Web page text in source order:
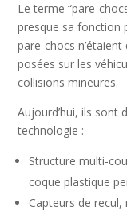
Le terme “pare-
presque sa fonction
pare-chocs
posées sur les
collisions mineures.
Aujourd’hui, ils sont
technologie :
Structure multi-
coque plastique
Capteurs de recul,